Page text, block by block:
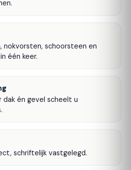
nokvorsten, schoorsteen en
één keer.
dak én gevel scheelt u
schriftelijk vastgelegd.